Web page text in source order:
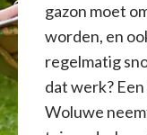
gazon moet
worden, en
regelmatig
dat werk?
Woluwe